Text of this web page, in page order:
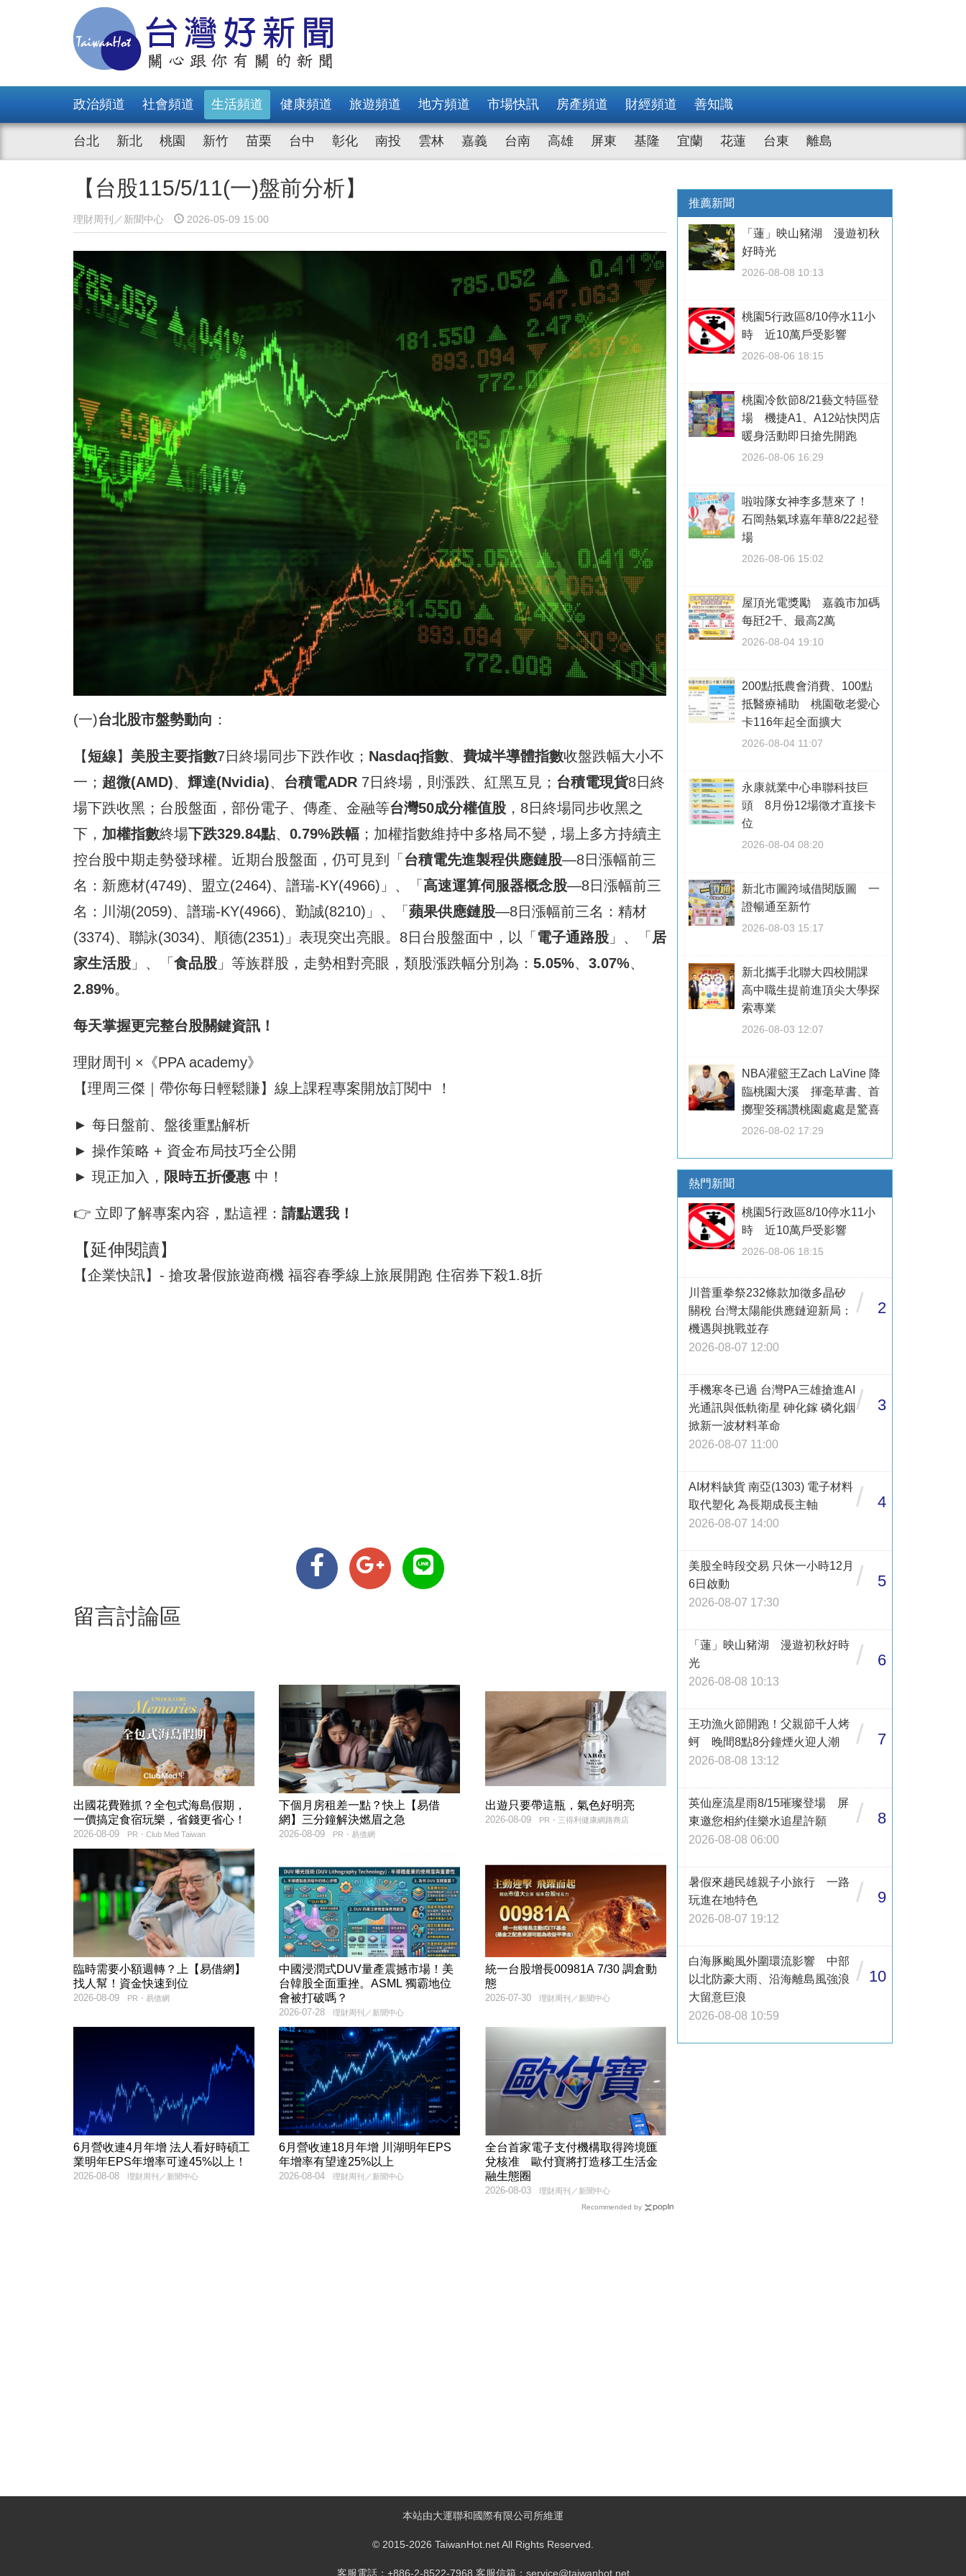
政治頻道 社會頻道 生活頻道 健康頻道 旅遊頻道 地方頻道 市場快訊 房產頻道 財經頻道 善知識
台北 新北 桃園 新竹 苗栗 台中 彰化 南投 雲林 嘉義 台南 高雄 屏東 基隆 宜蘭 花蓮 台東 離島
【台股115/5/11(一)盤前分析】
理財周刊／新聞中心 2026-05-09 15:00
(一)台北股市盤勢動向 ：
【短線】 美股主要指數7日終場同步下跌作收； Nasdaq指數、 費城半導體指數收盤跌幅大小不
一； 超微(AMD)、 輝達(Nvidia)、 台積電ADR 7日終場，則漲跌、紅黑互見； 台積電現貨8日終
場下跌收黑；台股盤面，部份電子、傳產、金融等台灣50成分權值股 ，8日終場同步收黑之
下， 加權指數終場下跌329.84點、 0.79%跌幅 ；加權指數維持中多格局不變，場上多方持續主
控台股中期走勢發球權。近期台股盤面，仍可見到「 台積電先進製程供應鏈股—8日漲幅前三
名：新應材(4749)、盟立(2464)、譜瑞-KY(4966)」、「 高速運算伺服器概念股—8日漲幅前三
名：川湖(2059)、譜瑞-KY(4966)、勤誠(8210)」、「 蘋果供應鏈股—8日漲幅前三名：精材
(3374)、聯詠(3034)、順德(2351)」表現突出亮眼。8日台股盤面中，以「 電子通路股 」、「 居
家生活股 」、「 食品股 」等族群股，走勢相對亮眼，類股漲跌幅分別為： 5.05%、 3.07%、
2.89%。
每天掌握更完整台股關鍵資訊！
理財周刊 ×《PPA academy》
【理周三傑｜帶你每日輕鬆賺】線上課程專案開放訂閱中 ！
► 每日 盤前、盤後重點解析
► 操作策略 + 資金布局技巧全公開
► 現正加入， 限時五折優惠 中！
👉 立即了解專案內容，點這裡： 請點選我！
【延伸閱讀】
【企業快訊】- 搶攻暑假旅遊商機 福容春季線上旅展開跑 住宿券下殺1.8折
留言討論區
出國花費難抓？全包式海島假期，
一價搞定食宿玩樂，省錢更省心！
PR・Club Med Taiwan
2026-08-09
下個月房租差一點？快上【易借
網】三分鐘解決燃眉之急
PR・易借網
2026-08-09
出遊只要帶這瓶，氣色好明亮
PR・三得利健康網路商店
2026-08-09
臨時需要小額週轉？上【易借網】
找人幫！資金快速到位
PR・易借網
2026-08-09
中國浸潤式DUV量產震撼市場！美
台韓股全面重挫。ASML 獨霸地位
會被打破嗎？
理財周刊／新聞中心
2026-07-28
統一台股增長00981A 7/30 調倉動
態
理財周刊／新聞中心
2026-07-30
6月營收連4月年增 法人看好時碩工
業明年EPS年增率可達45%以上！
理財周刊／新聞中心
2026-08-08
6月營收連18月年增 川湖明年EPS
年增率有望達25%以上
理財周刊／新聞中心
2026-08-04
全台首家電子支付機構取得跨境匯
兌核准 歐付寶將打造移工生活金
融生態圈
理財周刊／新聞中心
2026-08-03
Recommended by
推薦新聞
「蓮」映山豬湖 漫遊初秋
好時光
2026-08-08 10:13
桃園5行政區8/10停水11小
時 近10萬戶受影響
2026-08-06 18:15
桃園冷飲節8/21藝文特區登
場 機捷A1、A12站快閃店
暖身活動即日搶先開跑
2026-08-06 16:29
啦啦隊女神李多慧來了！
石岡熱氣球嘉年華8/22起登
場
2026-08-06 15:02
屋頂光電獎勵 嘉義市加碼
每瓩2千、最高2萬
2026-08-04 19:10
200點抵農會消費、100點
抵醫療補助 桃園敬老愛心
卡116年起全面擴大
2026-08-04 11:07
永康就業中心串聯科技巨
頭 8月份12場徵才直接卡
位
2026-08-04 08:20
新北市圖跨域借閱版圖 一
證暢通至新竹
2026-08-03 15:17
新北攜手北聯大四校開課
高中職生提前進頂尖大學探
索專業
2026-08-03 12:07
NBA灌籃王Zach LaVine 降
臨桃園大溪 揮毫草書、首
擲聖筊稱讚桃園處處是驚喜
2026-08-02 17:29
熱門新聞
桃園5行政區8/10停水11小
時 近10萬戶受影響
2026-08-06 18:15
川普重拳祭232條款加徵多晶矽
關稅 台灣太陽能供應鏈迎新局：
機遇與挑戰並存
2026-08-07 12:00
/ 2
手機寒冬已過 台灣PA三雄搶進AI
光通訊與低軌衛星 砷化鎵 磷化銦
掀新一波材料革命
2026-08-07 11:00
/ 3
AI材料缺貨 南亞(1303) 電子材料
取代塑化 為長期成長主軸
2026-08-07 14:00
/ 4
美股全時段交易 只休一小時12月
6日啟動
2026-08-07 17:30
/ 5
「蓮」映山豬湖 漫遊初秋好時
光
2026-08-08 10:13
/ 6
王功漁火節開跑！父親節千人烤
蚵 晚間8點8分鐘煙火迎人潮
2026-08-08 13:12
/ 7
英仙座流星雨8/15璀璨登場 屏
東邀您相約佳樂水追星許願
2026-08-08 06:00
/ 8
暑假來趟民雄親子小旅行 一路
玩進在地特色
2026-08-07 19:12
/ 9
白海豚颱風外圍環流影響 中部
以北防豪大雨、沿海離島風強浪
大留意巨浪
2026-08-08 10:59
/ 10
本站由大運聯和國際有限公司所維運
© 2015-2026 TaiwanHot.net All Rights Reserved.
客服電話：+886-2-8522-7968 客服信箱：service@taiwanhot.net